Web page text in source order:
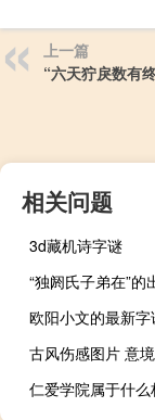
上一篇
“六天狞戾数有
相关问题
3d藏机诗字谜
“独阏氏子弟在”的
欧阳小文的最新字
仁爱学院属于什么